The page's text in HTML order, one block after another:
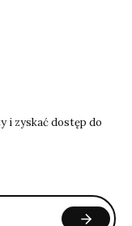
i zyskać dostęp do